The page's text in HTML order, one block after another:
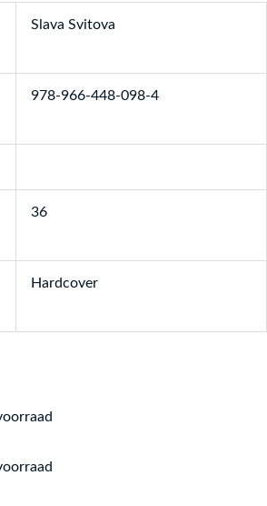
Slava Svitova
978-966-448-098-4
36
Hardcover